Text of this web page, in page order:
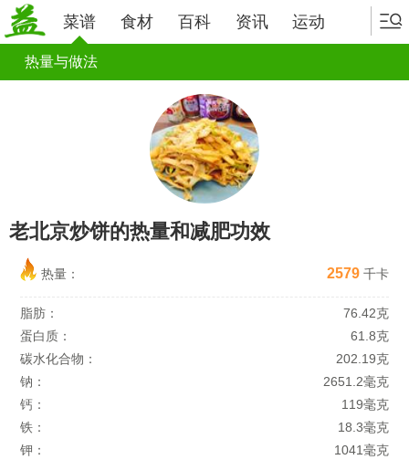
菜谱 食材 百科 资讯 运动
热量与做法
老北京炒饼的热量和减肥功效
热量： 2579 千卡
脂肪：
76.42克
蛋白质：
61.8克
碳水化合物：
202.19克
钠：
2651.2毫克
钙：
119毫克
铁：
18.3毫克
钾：
1041毫克